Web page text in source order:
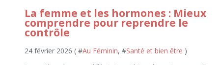
La femme et les hormones : Mieux
comprendre pour reprendre le
contrôle
24 février 2026 ( #Au Féminin, #Santé et bien être )